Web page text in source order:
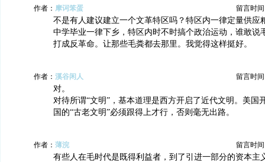
作者： 摩诃笨蛋 留言时间
不是有人建议建立一个文革特区吗？特区内一律定量供应
中学毕业一律下乡，特区内时不时搞个政治运动，谁敢说
打成反革命。让那些毛粪都去那里。我觉得这样挺好。
作者： 溪谷闲人 留言时间
对。
对待所谓“文明”，基本道理是西方开启了近代文明。美国
国的“古老文明”必须跟得上才行，否则毫无出路。
作者： 薄浣 留言时间
有些人在毛时代是既得利益者，到了引进一部分的资本主